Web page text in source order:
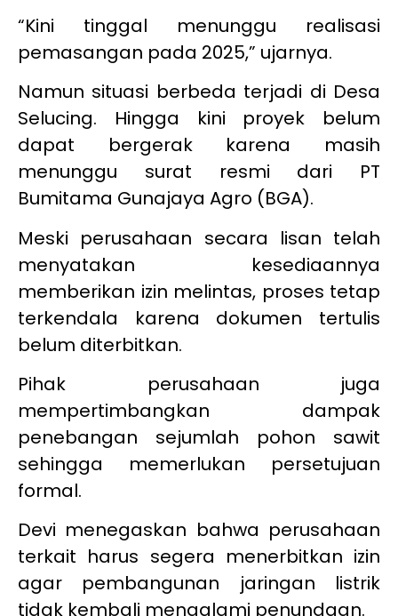
“Kini tinggal menunggu realisasi
pemasangan pada 2025,” ujarnya.
Namun situasi berbeda terjadi di Desa
Selucing. Hingga kini proyek belum
dapat bergerak karena masih
menunggu surat resmi dari PT
Bumitama Gunajaya Agro (BGA).
Meski perusahaan secara lisan telah
menyatakan kesediaannya
memberikan izin melintas, proses tetap
terkendala karena dokumen tertulis
belum diterbitkan.
Pihak perusahaan juga
mempertimbangkan dampak
penebangan sejumlah pohon sawit
sehingga memerlukan persetujuan
formal.
Devi menegaskan bahwa perusahaan
terkait harus segera menerbitkan izin
agar pembangunan jaringan listrik
tidak kembali mengalami penundaan.